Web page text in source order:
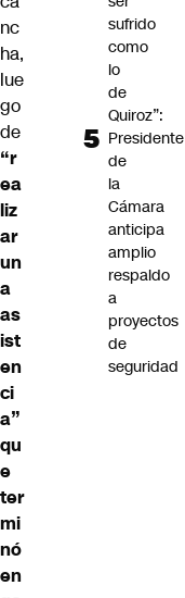
nc
ha,
lue
go
de
“r
ea
liz
ar
un
a
as
ist
en
ci
a”
qu
e
ter
mi
nó
en
sufrido
como
lo
de
Quiroz”:
Presidente
de
la
Cámara
anticipa
amplio
respaldo
a
proyectos
de
seguridad